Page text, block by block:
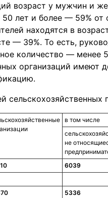
возраст у мужчин и
лет и более — 59%
находятся в
— 39%. То есть,
количество — менее
организаций имеют
сельскохозяйственных
в том числе
не
6039
5336